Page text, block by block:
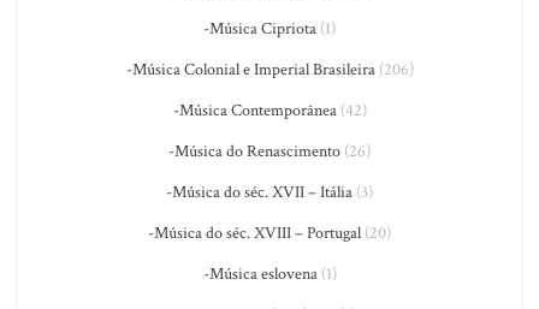
-Música Cipriota (1)
-Música Colonial e Imperial Brasileira(206)
-Música Contemporânea(42)
-Música do Renascimento (26)
-Música do séc. XVII – Itália (3)
-Música do séc. XVIII – Portugal (20)
-Música eslovena(1)